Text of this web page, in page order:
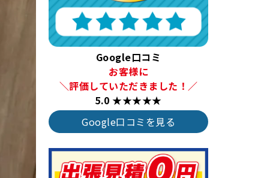
Google口コミ
お客様に
＼評価していただきました！／
5.0 ★★★★★
Google口コミを見る